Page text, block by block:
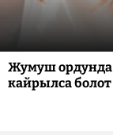
Жумуш
кайрылса болот